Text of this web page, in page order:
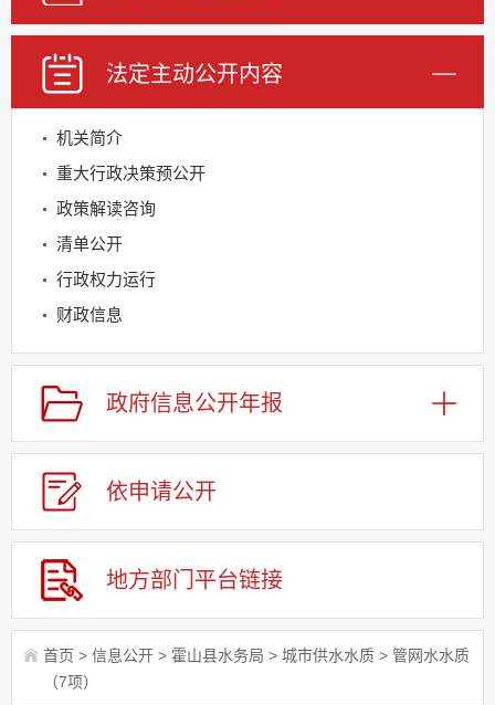
法定主动公开内容
机关简介
重大行政决策预公开
政策解读咨询
清单公开
行政权力运行
财政信息
基层重点领域信息公开
规划信息
建议提案办理
公务员及事业单位招录
应急管理
回应关切
监督保障
其他法定信息
政府信息公开年报
依申请公开
地方部门平台链接
首页 > 信息公开 > 霍山县水务局 > 城市供水水质 > 管网水水质
（7项）